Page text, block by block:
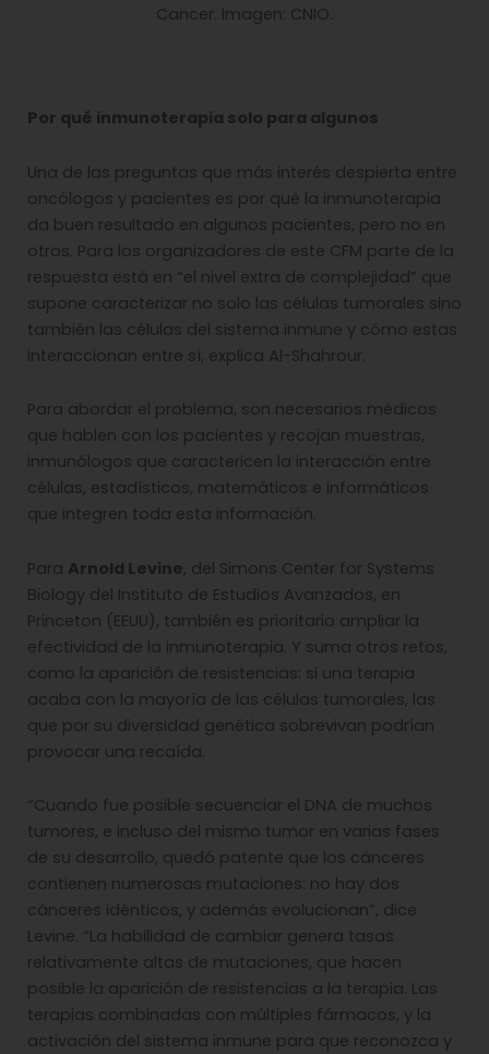
Cancer. Imagen: CNIO.
Por qué inmunoterapia solo para algunos
Una de las preguntas que más interés despierta entre
oncólogos y pacientes es por qué la inmunoterapia
da buen resultado en algunos pacientes, pero no en
otros. Para los organizadores de este CFM parte de la
respuesta está en “el nivel extra de complejidad” que
supone caracterizar no solo las células tumorales sino
también las células del sistema inmune y cómo estas
interaccionan entre sí, explica Al-Shahrour.
Para abordar el problema, son necesarios médicos
que hablen con los pacientes y recojan muestras,
inmunólogos que caractericen la interacción entre
células, estadísticos, matemáticos e informáticos
que integren toda esta información.
Para Arnold Levine, del Simons Center for Systems
Biology del Instituto de Estudios Avanzados, en
Princeton (EEUU), también es prioritario ampliar la
efectividad de la inmunoterapia. Y suma otros retos,
como la aparición de resistencias: si una terapia
acaba con la mayoría de las células tumorales, las
que por su diversidad genética sobrevivan podrían
provocar una recaída.
“Cuando fue posible secuenciar el DNA de muchos
tumores, e incluso del mismo tumor en varias fases
de su desarrollo, quedó patente que los cánceres
contienen numerosas mutaciones: no hay dos
cánceres idénticos, y además evolucionan”, dice
Levine. “La habilidad de cambiar genera tasas
relativamente altas de mutaciones, que hacen
posible la aparición de resistencias a la terapia. Las
terapias combinadas con múltiples fármacos, y la
activación del sistema inmune para que reconozca y